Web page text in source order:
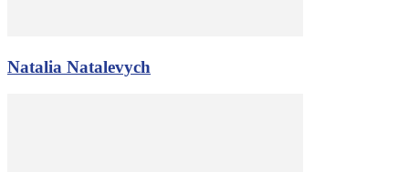
Natalia Natalevych